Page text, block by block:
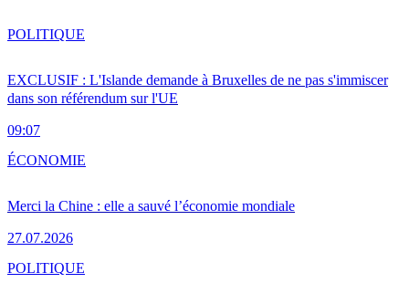
EXCLUSIF : L'Islande demande à Bruxelles de ne pas s'immiscer
dans son référendum sur l'UE
09:07
POLITIQUE
Merci la Chine : elle a sauvé l’économie mondiale
27.07.2026
ÉCONOMIE
POLITIQUE